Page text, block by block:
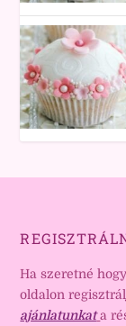
Ha szeretné
oldalon
ajánlatunkat a